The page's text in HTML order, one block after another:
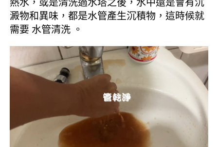
熱水，或是清洗過水塔之後，水中還是會有沉
澱物和異味，都是水管產生沉積物，這時候就
需要 水管清洗 。